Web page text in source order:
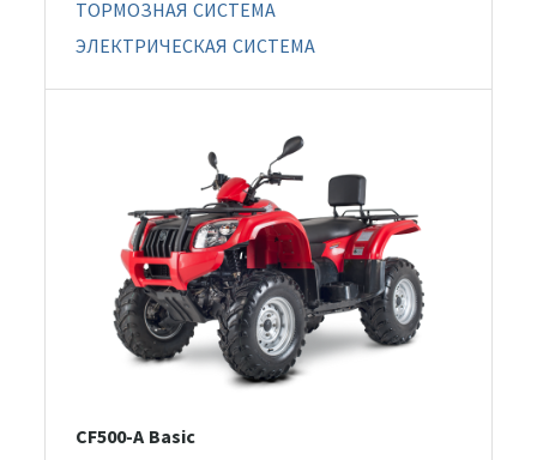
ТОРМОЗНАЯ СИСТЕМА
ЭЛЕКТРИЧЕСКАЯ СИСТЕМА
CF500-A Basic